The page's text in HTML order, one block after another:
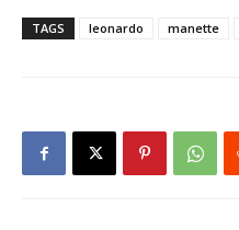
TAGS leonardo manette